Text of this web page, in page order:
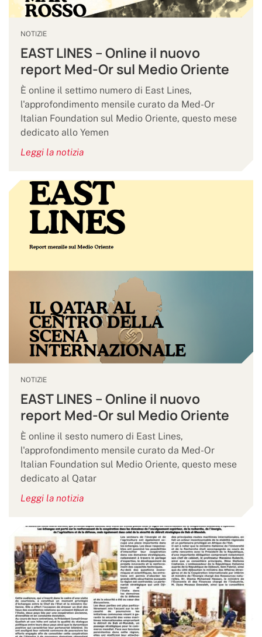
NOTIZIE
EAST LINES – Online il nuovo
report Med-Or sul Medio Oriente
È online il settimo numero di East Lines,
l'approfondimento mensile curato da Med-Or
Italian Foundation sul Medio Oriente, questo mese
dedicato allo Yemen
Leggi la notizia
NOTIZIE
EAST LINES – Online il nuovo
report Med-Or sul Medio Oriente
È online il sesto numero di East Lines,
l'approfondimento mensile curato da Med-Or
Italian Foundation sul Medio Oriente, questo mese
dedicato al Qatar
Leggi la notizia